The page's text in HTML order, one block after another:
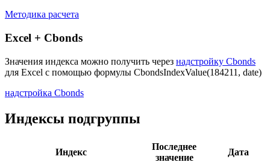
Методика расчета
Excel + Cbonds
Значения индекса можно получить через надстройку Cbonds
для Excel с помощью формулы CbondsIndexValue(184211, date)
надстройка Cbonds
Индексы подгруппы
Индекс
Последнее
значение
Дата